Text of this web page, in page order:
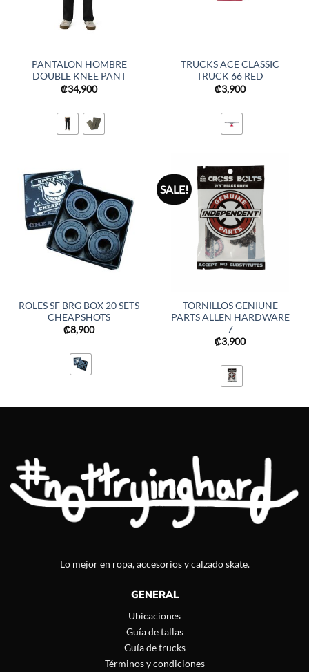
PANTALON HOMBRE
DOUBLE KNEE PANT
₡34,900
TRUCKS ACE CLASSIC
TRUCK 66 RED
₡3,900
ROLES SF BRG BOX 20 SETS
CHEAPSHOTS
₡8,900
SALE!
TORNILLOS GENIUNE
PARTS ALLEN HARDWARE
7
₡3,900
Lo mejor en ropa, accesorios y calzado skate.
GENERAL
Ubicaciones
Guía de tallas
Guía de trucks
Términos y condiciones